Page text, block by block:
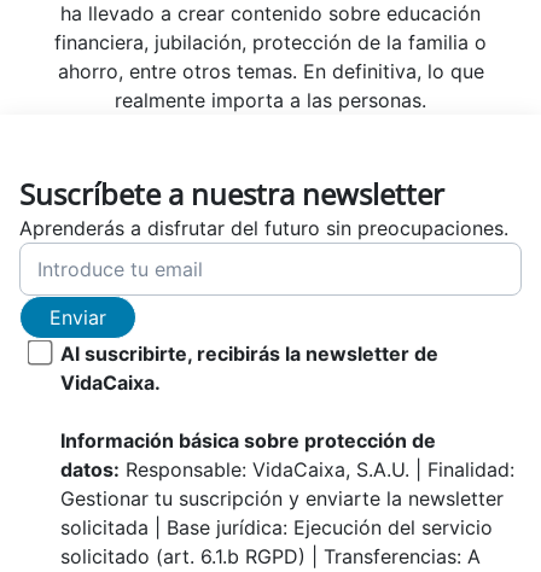
ha llevado a crear contenido sobre educación
financiera, jubilación, protección de la familia o
ahorro, entre otros temas. En definitiva, lo que
realmente importa a las personas.
Suscríbete a nuestra newsletter
Aprenderás a disfrutar del futuro sin preocupaciones.
Enviar
Al suscribirte, recibirás la newsletter de
VidaCaixa.
Información básica sobre protección de
datos: Responsable: VidaCaixa, S.A.U. | Finalidad:
Gestionar tu suscripción y enviarte la newsletter
solicitada | Base jurídica: Ejecución del servicio
solicitado (art. 6.1.b RGPD) | Transferencias: A